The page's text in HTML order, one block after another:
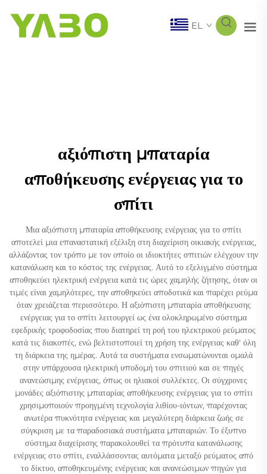
EL
αξιόπιστη μπαταρία
αποθήκευσης ενέργειας για το
σπίτι
Μια αξιόπιστη μπαταρία αποθήκευσης ενέργειας για το σπίτι
αποτελεί μια επαναστατική εξέλιξη στη διαχείριση οικιακής ενέργειας,
αλλάζοντας τον τρόπο με τον οποίο οι ιδιοκτήτες σπιτιών ελέγχουν την
κατανάλωση και το κόστος της ενέργειας. Αυτό το εξελιγμένο σύστημα
αποθηκεύει ηλεκτρική ενέργεια κατά τις ώρες χαμηλής ζήτησης, όταν οι
τιμές είναι χαμηλότερες, την αποθηκεύει αποδοτικά και παρέχει ρεύμα
όταν χρειάζεται περισσότερο. Η αξιόπιστη μπαταρία αποθήκευσης
ενέργειας για το σπίτι λειτουργεί ως ένα ολοκληρωμένο σύστημα
εφεδρικής τροφοδοσίας που διατηρεί τη ροή του ηλεκτρικού ρεύματος
κατά τις διακοπές, ενώ βελτιστοποιεί τη χρήση της ενέργειας καθ' όλη
τη διάρκεια της ημέρας. Αυτά τα συστήματα ενσωματώνονται ομαλά
στην υπάρχουσα ηλεκτρική υποδομή του σπιτιού και σε πηγές
ανανεώσιμης ενέργειας, όπως οι ηλιακοί συλλέκτες. Οι σύγχρονες
μονάδες αξιόπιστης μπαταρίας αποθήκευσης ενέργειας για το σπίτι
χρησιμοποιούν προηγμένη τεχνολογία λιθίου-ιόντων, παρέχοντας
ανωτέρα πυκνότητα ενέργειας και μεγαλύτερη διάρκεια ζωής σε
σύγκριση με τα παραδοσιακά συστήματα μπαταριών. Το έξυπνο
σύστημα διαχείρισης παρακολουθεί τα πρότυπα κατανάλωσης
ενέργειας στο σπίτι, εναλλάσσοντας αυτόματα μεταξύ ρεύματος από
το δίκτυο, αποθηκευμένης ενέργειας και ανανεώσιμων πηγών για